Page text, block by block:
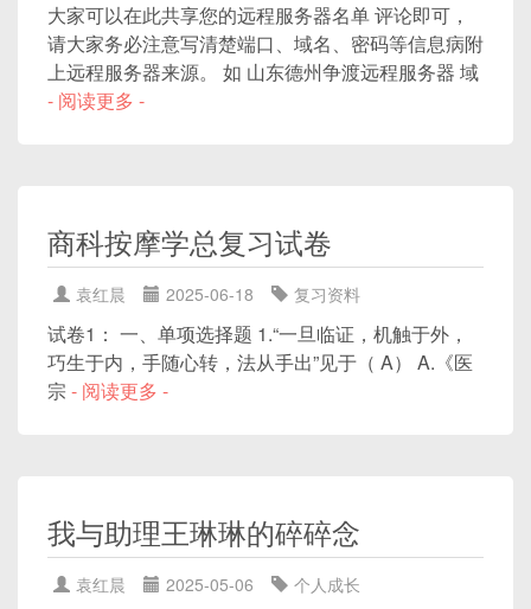
大家可以在此共享您的远程服务器名单 评论即可，
请大家务必注意写清楚端口、域名、密码等信息病附
上远程服务器来源。 如 山东德州争渡远程服务器 域
- 阅读更多 -
商科按摩学总复习试卷
袁红晨 2025-06-18 复习资料
试卷1： 一、单项选择题 1.“一旦临证，机触于外，
巧生于内，手随心转，法从手出”见于（ A） A.《医
宗 - 阅读更多 -
我与助理王琳琳的碎碎念
袁红晨 2025-05-06 个人成长